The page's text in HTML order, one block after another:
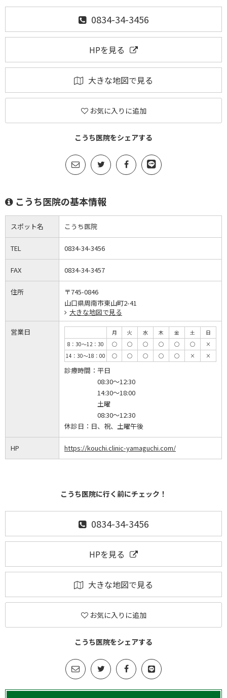
0834-34-3456
HPを見る
大きな地図で見る
お気に入りに追加
こうち医院をシェアする
こうち医院の基本情報
スポット名 こうち医院
TEL 0834-34-3456
FAX 0834-34-3457
住所
〒745-0846
山口県周南市東山町2-41
大きな地図で見る
営業日 月 火 水 木 金 土
日
8：30～12：30
◯ ◯ ◯ ◯ ◯ ◯
×
14：30～18：00
◯ ◯ ◯ ◯ ◯ × ×
診療時間： 平日
08:30～12:30
14:30～18:00
土曜
08:30～12:30
休診日： 日、祝、土曜午後
HP https://kouchi.clinic-yamaguchi.com/
こうち医院に行く前にチェック！
0834-34-3456
HPを見る
大きな地図で見る
お気に入りに追加
こうち医院をシェアする